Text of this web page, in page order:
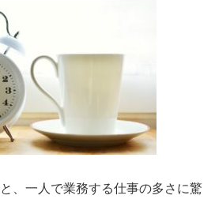
、一人で業務する仕事の多さに驚